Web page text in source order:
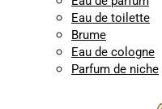
Eau de toilette
Brume
Eau de cologne
Parfum de niche